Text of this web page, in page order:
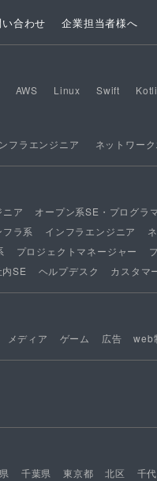
合わせ 企業担当者様へ
AWS Linux Swift
フラエンジニア ネットワー
ア オープン系SE・プログラ
フラ系 インフラエンジニア
プロジェクトマネージャー
内SE ヘルプデスク カスタマ
メディア ゲーム 広告 web
千葉県 東京都 北区 千